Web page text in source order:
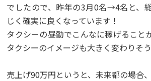
でしたので、昨年の3月0名→4名と、
じく確実に良くなっています！
タクシーの昼勤でこんなに稼げること
タクシーのイメージも大きく変わりそ
売上げ90万円というと、未来都の場合、